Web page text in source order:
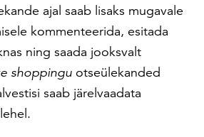
ajal saab lisaks mugavale
kommenteerida, esitada
ning saada jooksvalt
shoppingu otseülekanded
saab järelvaadata